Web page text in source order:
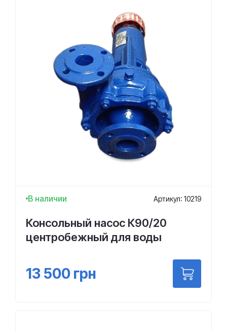
В наличии Артикул: 10219
Консольный насос К90/20
центробежный для воды
13 500 грн